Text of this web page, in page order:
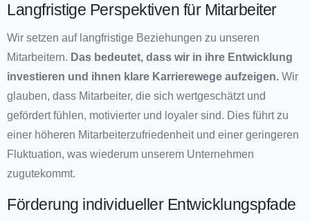
Langfristige Perspektiven für Mitarbeiter
Wir setzen auf langfristige Beziehungen zu unseren
Mitarbeitern. Das bedeutet, dass wir in ihre Entwicklung
investieren und ihnen klare Karrierewege aufzeigen. Wir
glauben, dass Mitarbeiter, die sich wertgeschätzt und
gefördert fühlen, motivierter und loyaler sind. Dies führt zu
einer höheren Mitarbeiterzufriedenheit und einer geringeren
Fluktuation, was wiederum unserem Unternehmen
zugutekommt.
Förderung individueller Entwicklungspfade